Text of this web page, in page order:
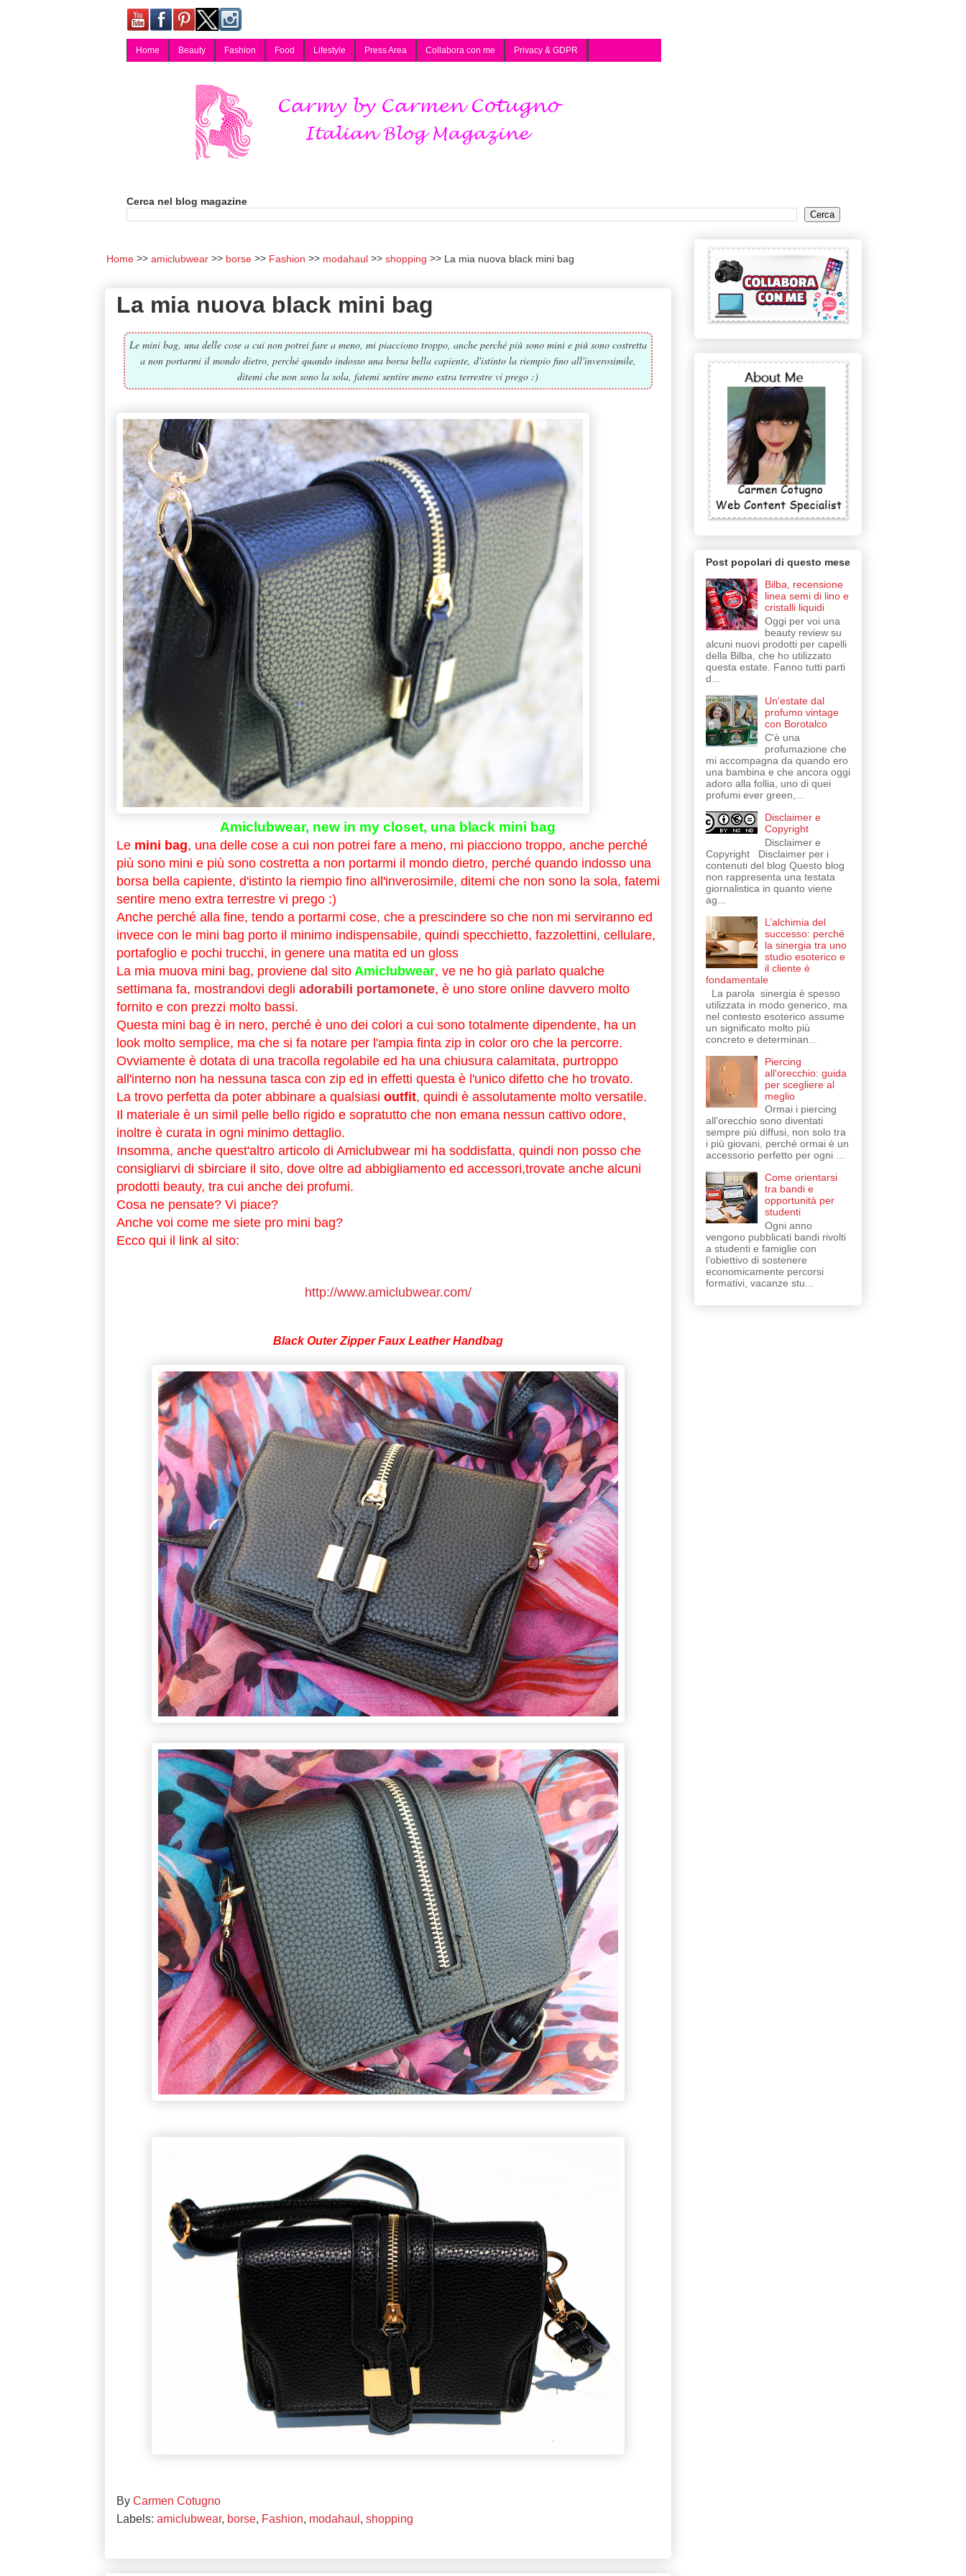
Home Beauty Fashion Food Lifestyle Press Area Collabora con me Privacy & GDPR
Cerca nel blog magazine
Home amiclubwear borse Fashion modahaul shopping La mia nuova black mini bag
La mia nuova black mini bag
Le mini bag, una delle cose a cui non potrei fare a meno, mi piacciono troppo, anche perché più sono mini e più sono costretta
a non portarmi il mondo dietro, perché quando indosso una borsa bella capiente, d'istinto la riempio fino all'inverosimile,
ditemi che non sono la sola, fatemi sentire meno extra terrestre vi prego :)
Amiclubwear, new in my closet, una black mini bag
Le mini bag, una delle cose a cui non potrei fare a meno, mi piacciono troppo, anche perché
più sono mini e più sono costretta a non portarmi il mondo dietro, perché quando indosso una
borsa bella capiente, d'istinto la riempio fino all'inverosimile, ditemi che non sono la sola, fatemi
sentire meno extra terrestre vi prego :)
Anche perché alla fine, tendo a portarmi cose, che a prescindere so che non mi serviranno ed
invece con le mini bag porto il minimo indispensabile, quindi specchietto, fazzolettini, cellulare,
portafoglio e pochi trucchi, in genere una matita ed un gloss
La mia muova mini bag, proviene dal sitoAmiclubwear, ve ne ho già parlato qualche
settimana fa, mostrandovi degli adorabili portamonete, è uno store online davvero molto
fornito e con prezzi molto bassi.
Questa mini bag è in nero, perché è uno dei colori a cui sono totalmente dipendente, ha un
look molto semplice, ma che si fa notare per l'ampia finta zip in color oro che la percorre.
Ovviamente è dotata di una tracolla regolabile ed ha una chiusura calamitata, purtroppo
all'interno non ha nessuna tasca con zip ed in effetti questa è l'unico difetto che ho trovato.
La trovo perfetta da poter abbinare a qualsiasi outfit, quindi è assolutamente molto versatile.
Il materiale è un simil pelle bello rigido e sopratutto che non emana nessun cattivo odore,
inoltre è curata in ogni minimo dettaglio.
Insomma, anche quest'altro articolo di Amiclubwear mi ha soddisfatta, quindi non posso che
consigliarvi di sbirciare il sito, dove oltre ad abbigliamento ed accessori,trovate anche alcuni
prodotti beauty, tra cui anche dei profumi.
Cosa ne pensate? Vi piace?
Anche voi come me siete pro mini bag?
Ecco qui il link al sito:
http://www.amiclubwear.com/
Black Outer Zipper Faux Leather Handbag
By Carmen Cotugno
Labels: amiclubwear, borse, Fashion, modahaul , shopping
Post popolari di questo mese
Bilba, recensione
linea semi di lino e
cristalli liquidi
Oggi per voi una
beauty review su
alcuni nuovi prodotti per capelli
della Bilba, che ho utilizzato
questa estate. Fanno tutti parti
d...
Un'estate dal
profumo vintage
con Borotalco
C'è una
profumazione che
mi accompagna da quando ero
una bambina e che ancora oggi
adoro alla follia, uno di quei
profumi ever green,...
Disclaimer e
Copyright
Disclaimer e
Copyright Disclaimer per i
contenuti del blog Questo blog
non rappresenta una testata
giornalistica in quanto viene
ag...
L’alchimia del
successo: perché
la sinergia tra uno
studio esoterico e
il cliente è
fondamentale
La parola sinergia è spesso
utilizzata in modo generico, ma
nel contesto esoterico assume
un significato molto più
concreto e determinan...
Piercing
all'orecchio: guida
per scegliere al
meglio
Ormai i piercing
all’orecchio sono diventati
sempre più diffusi, non solo tra
i più giovani, perché ormai è un
accessorio perfetto per ogni ...
Come orientarsi
tra bandi e
opportunità per
studenti
Ogni anno
vengono pubblicati bandi rivolti
a studenti e famiglie con
l’obiettivo di sostenere
economicamente percorsi
formativi, vacanze stu...